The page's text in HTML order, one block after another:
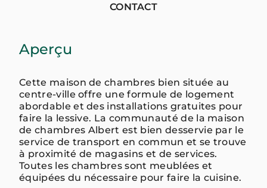
CONTACT
Aperçu
Cette maison de chambres bien située au
centre-ville offre une formule de logement
abordable et des installations gratuites pour
faire la lessive. La communauté de la maison
de chambres Albert est bien desservie par le
service de transport en commun et se trouve
à proximité de magasins et de services.
Toutes les chambres sont meublées et
équipées du nécessaire pour faire la cuisine.